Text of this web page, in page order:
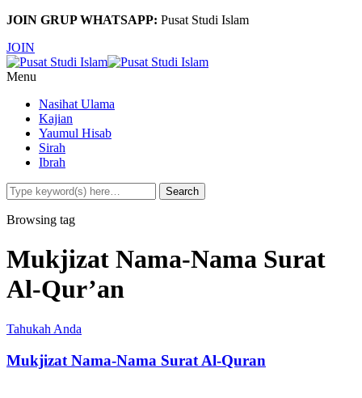
JOIN GRUP WHATSAPP: Pusat Studi Islam
JOIN
Menu
Nasihat Ulama
Kajian
Yaumul Hisab
Sirah
Ibrah
Browsing tag
Mukjizat Nama-Nama Surat
Al-Qur’an
Tahukah Anda
Mukjizat Nama-Nama Surat Al-Quran